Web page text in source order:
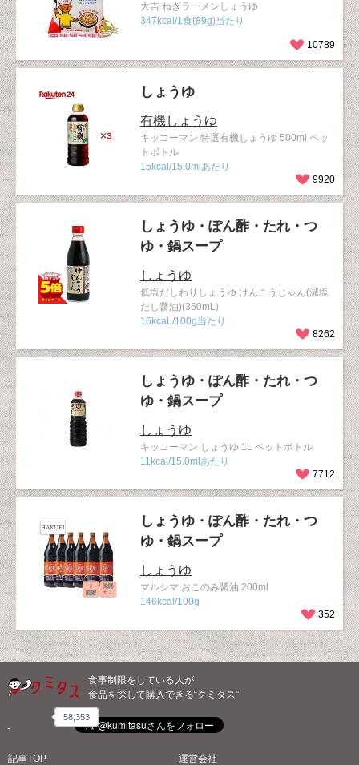
大吉 ねぎラーメンしょうゆ
347kcal/1食(89g)当たり
10789
しょうゆ
有機しょうゆ
キッコーマン 特選有機しょうゆ 500ml ペッ
トボトル
15kcal/15.0mlあたり
9920
しょうゆ・ぽん酢・たれ・つ
ゆ・鍋スープ
しょうゆ
低塩だしわりしょうゆ けんこうじゃん(減塩
だし醤油)(360mL)
16kcaL/100g当たり
8262
しょうゆ・ぽん酢・たれ・つ
ゆ・鍋スープ
しょうゆ
キッコーマン しょうゆ 1L ペットボトル
11kcal/15.0mlあたり
7712
しょうゆ・ぽん酢・たれ・つ
ゆ・鍋スープ
しょうゆ
マルシマ おこのみ醤油 200ml
146kcal/100g
352
食事制限をしている人が
食品を探して購入できる“クミタス”
58,353
記事TOP 運営会社